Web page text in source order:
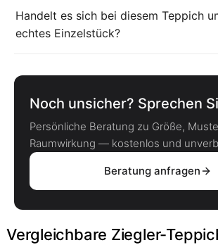
Handelt es sich bei diesem Teppich
echtes Einzelstück?
Noch unsicher? Sprechen
Persönliche Beratung zu Größe,
Raumwirkung — kostenlos und
Beratung anfragen
Vergleichbare Ziegler-